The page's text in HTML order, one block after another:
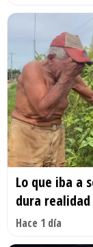
Lo que iba a
dura
Hace 1 día